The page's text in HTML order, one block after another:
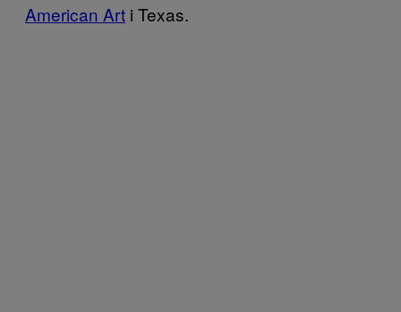
American Art i Texas.